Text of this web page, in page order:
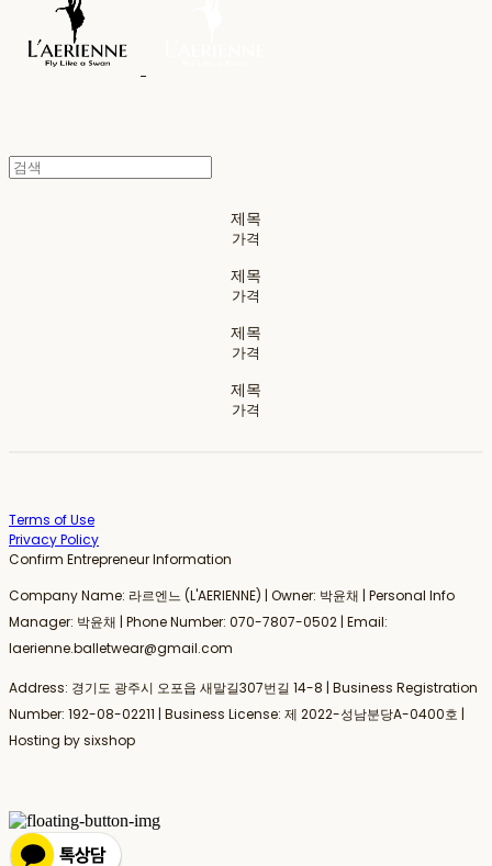
제목
가격
제목
가격
제목
가격
제목
가격
Terms of Use
Privacy Policy
Confirm Entrepreneur Information
Company Name: 라르엔느 (L'AERIENNE) | Owner: 박윤채 | Personal Info
Manager: 박윤채 | Phone Number: 070-7807-0502 | Email:
laerienne.balletwear@gmail.com
Address: 경기도 광주시 오포읍 새말길307번길 14-8 | Business Registration
Number: 192-08-02211 | Business License: 제 2022-성남분당A-0400호 |
Hosting by sixshop